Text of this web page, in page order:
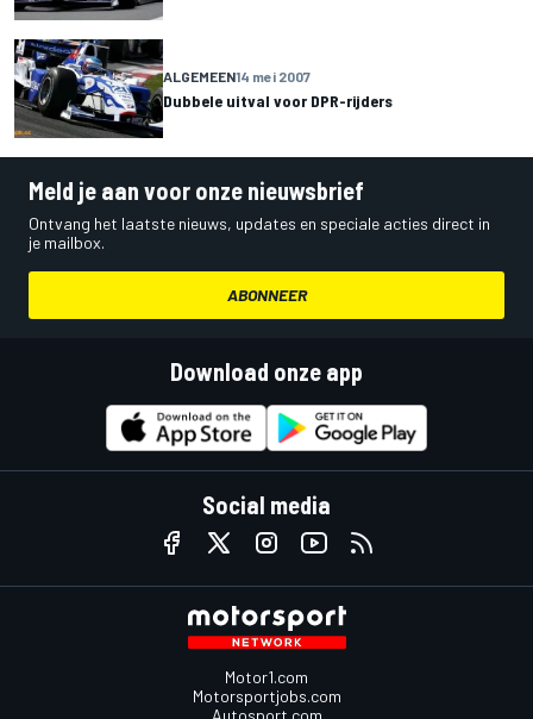
ALGEMEEN14 mei 2007
Dubbele uitval voor DPR-rijders
Meld je aan voor onze nieuwsbrief
Ontvang het laatste nieuws, updates en speciale acties direct in
je mailbox.
ABONNEER
Download onze app
Social media
Motor1.com
Motorsportjobs.com